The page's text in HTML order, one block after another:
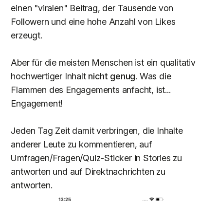
einen "viralen" Beitrag, der Tausende von
Followern und eine hohe Anzahl von Likes
erzeugt.
Aber für die meisten Menschen ist ein qualitativ
hochwertiger Inhalt nicht genug. Was die
Flammen des Engagements anfacht, ist...
Engagement!
Jeden Tag Zeit damit verbringen, die Inhalte
anderer Leute zu kommentieren, auf
Umfragen/Fragen/Quiz-Sticker in Stories zu
antworten und auf Direktnachrichten zu
antworten.